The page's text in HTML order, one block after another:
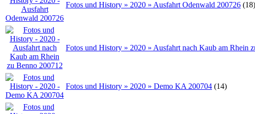
Fotos und History » 2020 » Ausfahrt Odenwald 200726 (18)
Fotos und History » 2020 » Ausfahrt nach Kaub am Rhein
Fotos und History » 2020 » Demo KA 200704 (14)